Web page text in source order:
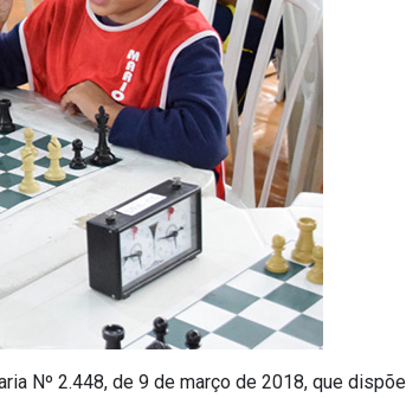
Nº 2.448, de 9 de março de 2018, que dispõe